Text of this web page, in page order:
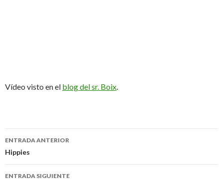
Vídeo visto en el blog del sr. Boix.
Ir a la entrada
ENTRADA ANTERIOR
Hippies
ENTRADA SIGUIENTE